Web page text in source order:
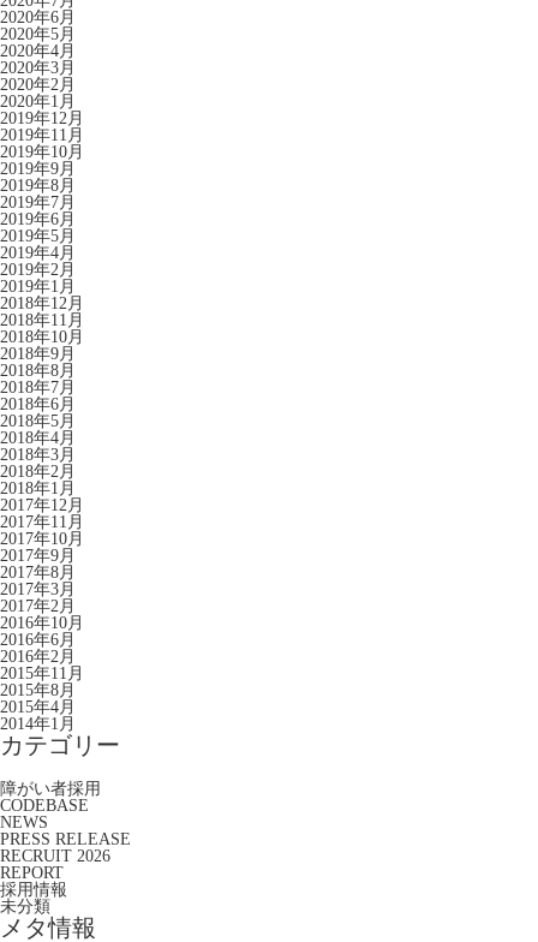
2020年6月
2020年5月
2020年4月
2020年3月
2020年2月
2020年1月
2019年12月
2019年11月
2019年10月
2019年9月
2019年8月
2019年7月
2019年6月
2019年5月
2019年4月
2019年2月
2019年1月
2018年12月
2018年11月
2018年10月
2018年9月
2018年8月
2018年7月
2018年6月
2018年5月
2018年4月
2018年3月
2018年2月
2018年1月
2017年12月
2017年11月
2017年10月
2017年9月
2017年8月
2017年3月
2017年2月
2016年10月
2016年6月
2016年2月
2015年11月
2015年8月
2015年4月
2014年1月
カテゴリー
障がい者採用
CODEBASE
NEWS
PRESS RELEASE
RECRUIT 2026
REPORT
採用情報
未分類
メタ情報